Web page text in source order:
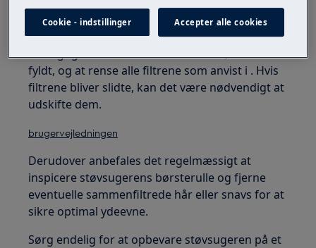
Løsning
For at vedligeholde din trådløse støvsuger, er
det vigtigt at tømme støvbeholderen, når den er
fyldt, og at rense alle filtrene som anvist i . Hvis
filtrene bliver slidte, kan det være nødvendigt at
udskifte dem.
brugervejledningen
Derudover anbefales det regelmæssigt at
inspicere støvsugerens børsterulle og fjerne
eventuelle sammenfiltrede hår eller snavs for at
sikre optimal ydeevne.
Sørg endelig for at opbevare støvsugeren på et
Cookie - indstillinger Accepter alle cookies